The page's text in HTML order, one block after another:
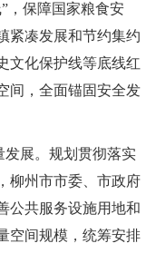
，保障国家粮食安
紧凑发展和节约集约
文化保护线等底线红
间，全面锚固安全发
发展。规划贯彻落实
柳州市市委、市政府
公共服务设施用地和
空间规模，统筹安排